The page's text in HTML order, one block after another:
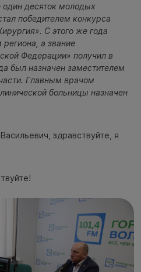
один десяток молодых
победителем конкурса
С этого же года
а звание
Федерации» получил в
был назначен заместителем
Главным врачом
больницы назначен
здравствуйте, я